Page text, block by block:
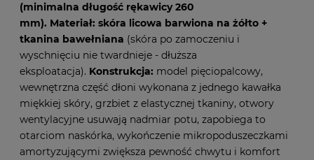
(minimalna długość rękawicy 260
mm). Materiał: skóra licowa barwiona na żółto +
tkanina bawełniana (skóra po zamoczeniu i
wyschnięciu nie twardnieje - dłuższa
eksploatacja). Konstrukcja: model pięciopalcowy,
wewnętrzna część dłoni wykonana z jednego kawałka
miękkiej skóry, grzbiet z elastycznej tkaniny, otwory
wentylacyjne usuwają nadmiar potu, zapobiega to
otarciom naskórka, wykończenie mikropoduszeczkami
amortyzującymi zwiększa pewność chwytu i komfort